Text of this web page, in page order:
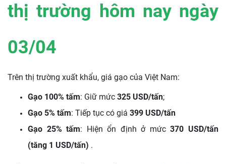
thị trường hôm nay ngày
03/04
Trên thị trường xuất khẩu, giá gạo của Việt Nam:
Gạo 100% tấm: Giữ mức 325 USD/tấn;
Gạo 5% tấm: Tiếp tục có giá 399 USD/tấn
Gạo 25% tấm: Hiện ổn định ở mức370 USD/tấn
(tăng 1 USD/tấn) .